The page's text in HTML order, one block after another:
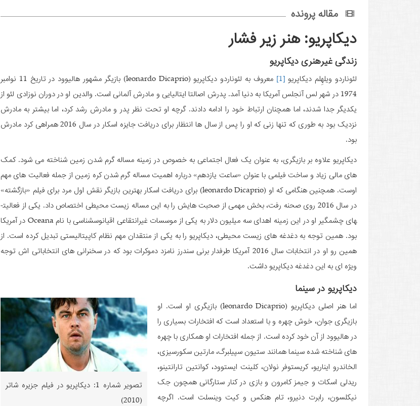
مقاله پرونده
دیکاپریو: هنر زیر فشار
زندگی غیرهنری دیکاپریو
لئوناردو ویلهِلم دیکاپریو [1]
معروف به لئوناردو دیکاپریو (leonardo Dicaprio) بازیگر مشهور هالیوود در تاریخ 11 نوامبر
1974 در شهر لس آنجلس آمریکا به دنیا آمد. پدرش اصالتا ایتالیایی و مادرش آلمانی است. والدین او در دوران نوزادی لئو از
یکدیگر جدا شدند، اما همچنان ارتباط خود را ادامه دادند. گرچه او تحت نظر پدر و مادرش رشد کرد، اما بیشتر به مادرش
نزدیک بود به طوری که تنها زنی که او را پس از سال ها انتظار برای دریافت جایزه اسکار در سال 2016 همراهی کرد مادرش
بود.
دیکاپریو علاوه بر بازیگری، به عنوان یک فعال اجتماعی به خصوص در زمینه مساله گرم شدن زمین شناخته می شود. کمک
های مالی زیاد و ساخت فیلمی با عنوان «ساعت یازدهم» درباره اهمیت مساله گرم شدن کره زمین از جمله فعالیت های مهم
اوست. همچنین هنگامی که او (leonardo Dicaprio) برای دریافت اسکار بهترین بازیگر نقش اول مرد برای فیلم «بازگشته»
در سال 2016 روی صحنه رفت، بخش مهمی از صحبت هایش را به این مساله زیست محیطی اختصاص داد. یکی از فعالیت­
های چشمگیر او در این زمینه اهدای سه میلیون دلار به یکی از موسسات غیرانتقاعی اقیانوس­شناسی با نام Oceana در آمریکا
بود. همین توجه به دغدغه های زیست محیطی، دیکاپریو را به یکی از منتقدان مهم نظام کاپیتالیستی تبدیل کرده است. از
همین رو او در انتخابات سال 2016 آمریکا طرفدار برنی سندرز نامزد دموکرات بود که در سخنرانی های انتخاباتی اش توجه
ویژه ای به این دغدغه دیکاپریو داشت.
دیکاپریو در سینما
تصویر شماره 1: دیکاپریو در فیلم جزیره شاتر
(2010)
اما هنر اصلی دیکاپریو (leonardo Dicaprio) بازیگری او است. او
بازیگری جوان، خوش چهره و با استعداد است که افتخارات بسیاری را
در هالیوود از آن خود کرده است. از جمله افتخارات او همکاری با چهره
های شناخته شده سینما همانند ستیون سپیلبرگ، مارتین سکورسیزی،
الخاندرو ایناریو، کریستوفر نولان، کلینت ایستوود، کوانتین تارانتینو،
ریدلی اسکات و جیمز کامرون و بازی در کنار ستارگانی همچون جک
نیکلسون، رابرت دنیرو، تام هنکس و کیت وینسلت است. اگرچه